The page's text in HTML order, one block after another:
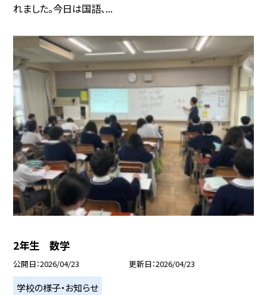
れました。今日は国語、...
2年生 数学
公開日 2026/04/23 更新日 2026/04/23
学校の様子・お知らせ